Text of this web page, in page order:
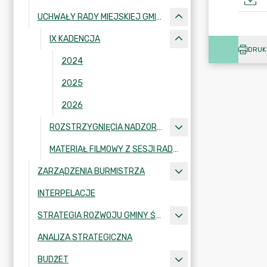
UCHWAŁY RADY MIEJSKIEJ GMINY ŚLESIN
IX KADENCJA
2024
2025
2026
ROZSTRZYGNIĘCIA NADZORCZE
MATERIAŁ FILMOWY Z SESJI RADY MIEJSKIEJ GMINY ŚLESIN
ZARZĄDZENIA BURMISTRZA
INTERPELACJE
STRATEGIA ROZWOJU GMINY ŚLESIN
ANALIZA STRATEGICZNA
BUDŻET